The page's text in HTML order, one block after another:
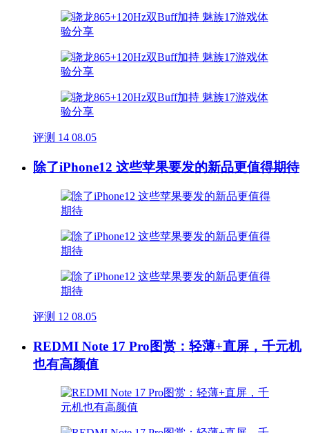
评测 14 08.05
除了iPhone12 这些苹果要发的新品更值得期待
评测 12 08.05
REDMI Note 17 Pro图赏：轻薄+直屏，千元机
也有高颜值